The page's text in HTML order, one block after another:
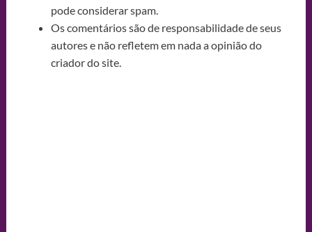
pode considerar spam.
Os comentários são de responsabilidade de seus
autores e não refletem em nada a opinião do
criador do site.